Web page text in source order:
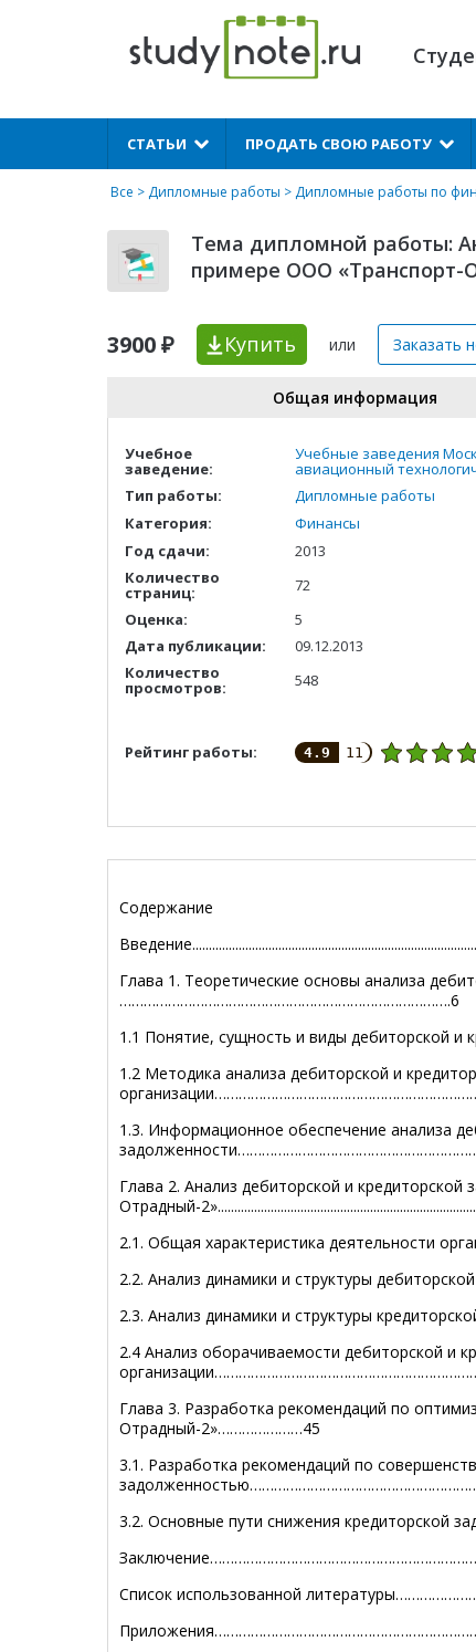
СТАТЬИ ПРОДАТЬ СВОЮ РАБОТУ
Все > Дипломные работы > Дипломные работы по
Тема дипломной работы:
примере ООО «Транспорт-
3900 ₽ Купить или Заказать
Общая информация
Учебное
заведение:
Учебные заведения
авиационный
Тип работы:
Дипломные работы
Категория:
Финансы
Год сдачи:
2013
Количество
страниц:
72
Оценка:
5
Дата публикации:
09.12.2013
Количество
просмотров: 548
Рейтинг работы: 4.9 11
Содержание
Глава 1. Теоретические основы анализа
……………………………………………………………………….6
1.1 Понятие, сущность и виды дебиторской и
1.2 Методика анализа дебиторской и
1.3. Информационное обеспечение анализа
Глава 2. Анализ дебиторской и
Отрадный-
2.1. Общая характеристика деятельности
2.2. Анализ динамики и структуры
2.3. Анализ динамики и структуры
2.4 Анализ оборачиваемости дебиторской и
Глава 3. Разработка рекомендаций по
Отрадный-2»…………………45
3.1. Разработка рекомендаций по
3.2. Основные пути снижения кредиторской
Список использованной